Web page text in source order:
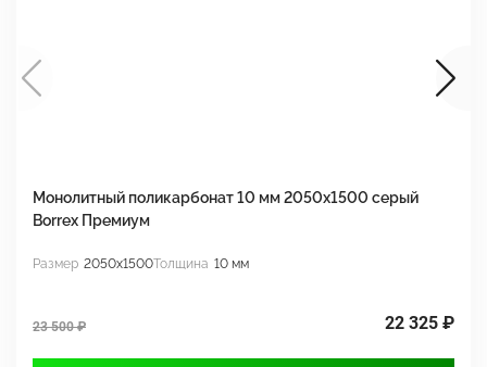
Монолитный поликарбонат 10 мм 2050х1500 серый
Borrex Премиум
Размер 2050x1500Толщина 10 мм
23 500 ₽ 22 325 ₽